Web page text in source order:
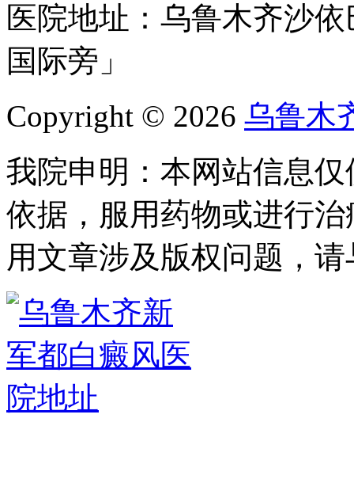
医院地址：乌鲁木齐沙
国际旁」
Copyright © 2026 乌鲁木
我院申明：本网站信息
依据，服用药物或进行
用文章涉及版权问题，